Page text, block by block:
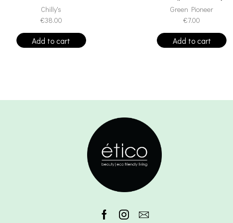
Chilly's
€38.00
Add to cart
Green Pioneer
€7.00
Add to cart